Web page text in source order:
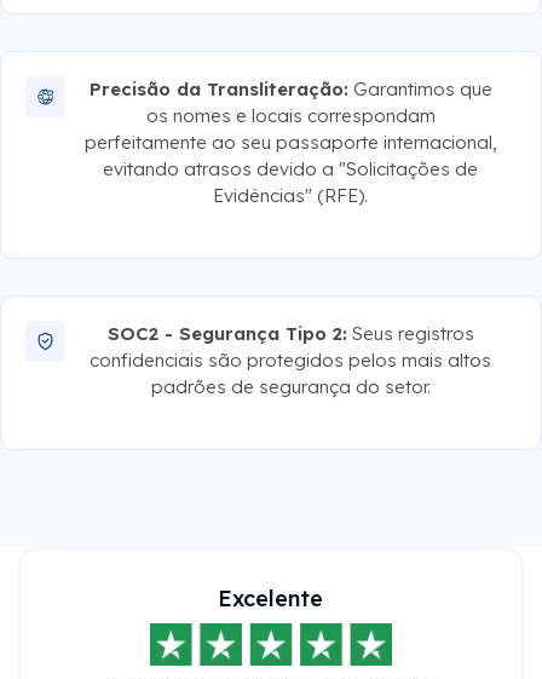
Precisão da Transliteração: Garantimos que
os nomes e locais correspondam
perfeitamente ao seu passaporte internacional,
evitando atrasos devido a "Solicitações de
Evidências" (RFE).
SOC2 - Segurança Tipo 2: Seus registros
confidenciais são protegidos pelos mais altos
padrões de segurança do setor.
Excelente